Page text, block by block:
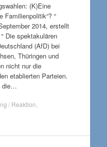
(K)Eine
Familienpolitik“? °
2014, erstellt
Die spektakulären
(AfD) bei
Thüringen und
nicht nur die
etablierten Parteien.
die…
/ Reaktion